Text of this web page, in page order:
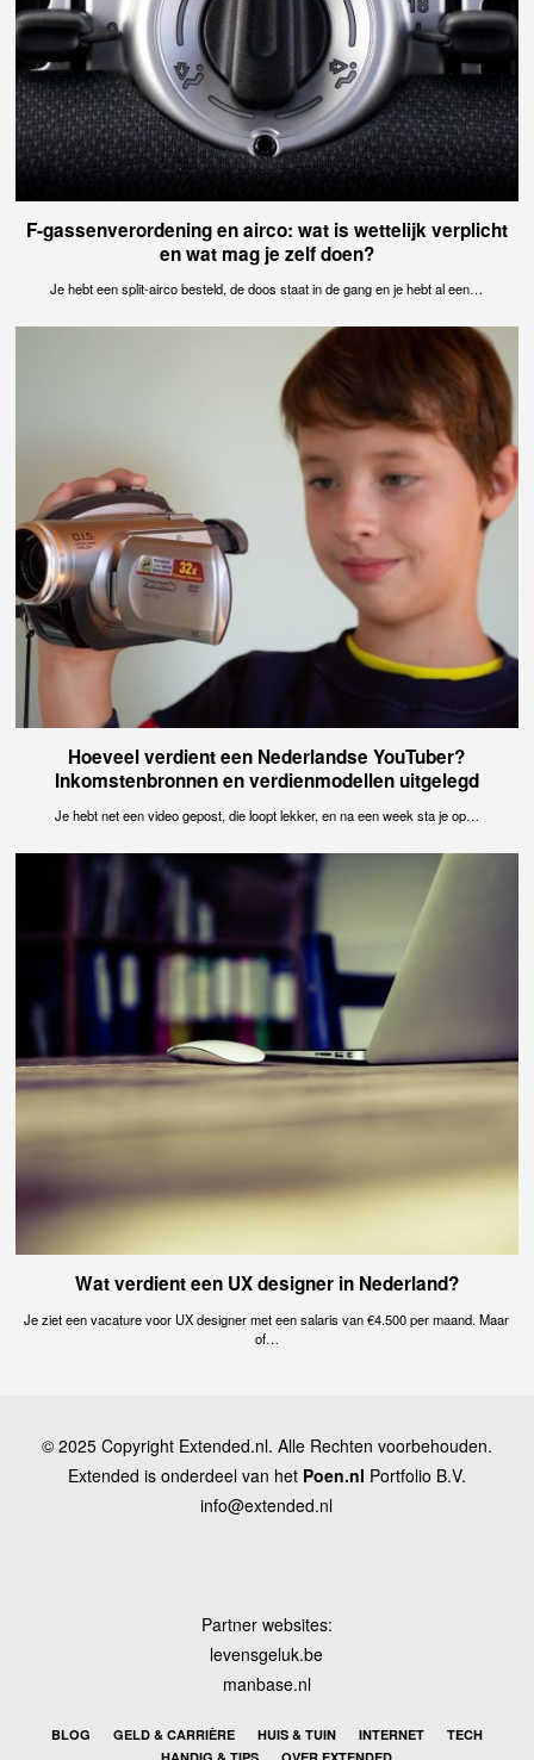
F-gassenverordening en airco: wat is wettelijk verplicht
en wat mag je zelf doen?
Je hebt een split-airco besteld, de doos staat in de gang en je hebt al een…
Hoeveel verdient een Nederlandse YouTuber?
Inkomstenbronnen en verdienmodellen uitgelegd
Je hebt net een video gepost, die loopt lekker, en na een week sta je op…
Wat verdient een UX designer in Nederland?
Je ziet een vacature voor UX designer met een salaris van €4.500 per maand. Maar
of…
© 2025 Copyright Extended.nl. Alle Rechten voorbehouden.
Extended is onderdeel van het Poen.nl Portfolio B.V.
info@extended.nl
Partner websites:
levensgeluk.be
manbase.nl
BLOG GELD & CARRIÈRE HUIS & TUIN INTERNET
TECH